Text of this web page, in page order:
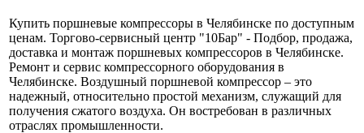
Купить поршневые компрессоры в Челябинске по доступным
ценам. Торгово-сервисный центр "10Бар" - Подбор, продажа,
доставка и монтаж поршневых компрессоров в Челябинске.
Ремонт и сервис компрессорного оборудования в
Челябинске. Воздушный поршневой компрессор – это
надежный, относительно простой механизм, служащий для
получения сжатого воздуха. Он востребован в различных
отраслях промышленности.